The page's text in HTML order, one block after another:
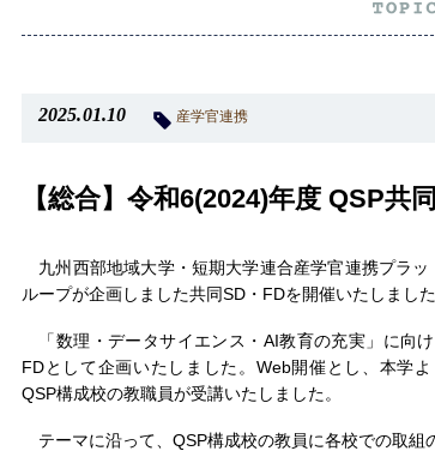
2025.01.10 産学官連携
【総合】令和6(2024)年度 QSP共
九州西部地域大学・短期大学連合産学官連携プラ
ループが企画しました共同SD・FDを開催いたしました
「数理・データサイエンス・AI教育の充実」に向
FDとして企画いたしました。Web開催とし、本学
QSP構成校の教職員が受講いたしました。
テーマに沿って、QSP構成校の教員に各校での取組